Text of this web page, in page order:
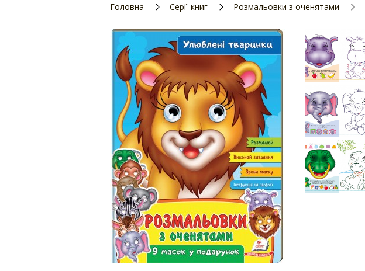
Головна Серії книг Розмальовки з оченятами